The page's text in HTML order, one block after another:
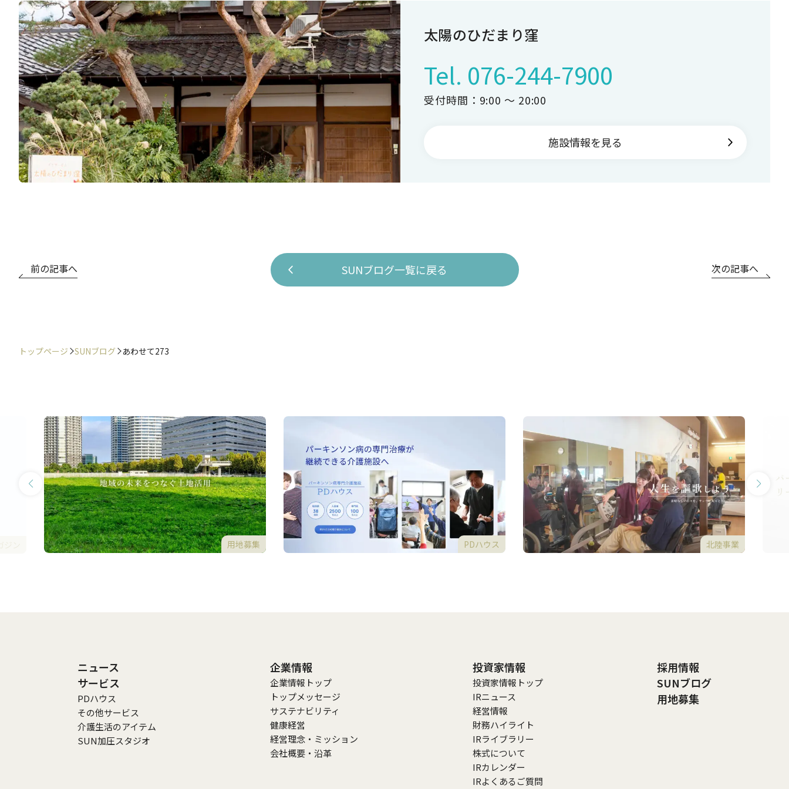
太陽のひだまり窪
Tel. 076-244-7900
受付時間：9:00 ～ 20:00
施設情報を見る
前の記事へ SUNブログ一覧に戻る 次の記事へ
トップページ SUNブログ あわせて273
用地募集 PDハウス 北陸事業
ニュース
サービス
PDハウス
その他サービス
介護生活のアイテム
SUN加圧スタジオ
企業情報
企業情報トップ
トップメッセージ
サステナビリティ
健康経営
経営理念・ミッション
会社概要・沿革
投資家情報
投資家情報トップ
IRニュース
経営情報
財務ハイライト
IRライブラリー
株式について
IRカレンダー
IRよくあるご質問
採用情報
SUNブログ
用地募集